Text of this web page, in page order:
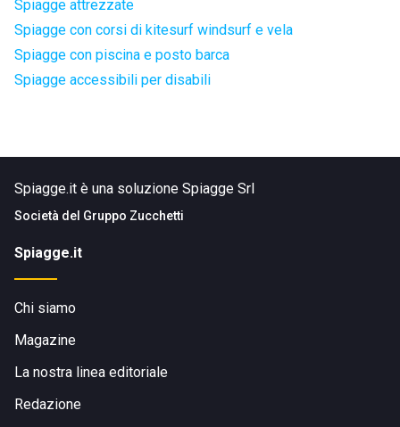
Spiagge attrezzate
Spiagge con corsi di kitesurf windsurf e vela
Spiagge con piscina e posto barca
Spiagge accessibili per disabili
Spiagge.it è una soluzione Spiagge Srl
Società del Gruppo Zucchetti
Spiagge.it
Chi siamo
Magazine
La nostra linea editoriale
Redazione